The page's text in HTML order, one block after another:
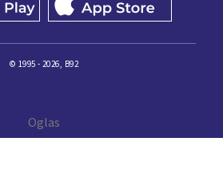
© 1995 - 2026, B92